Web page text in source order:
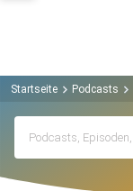
Startseite Podcasts